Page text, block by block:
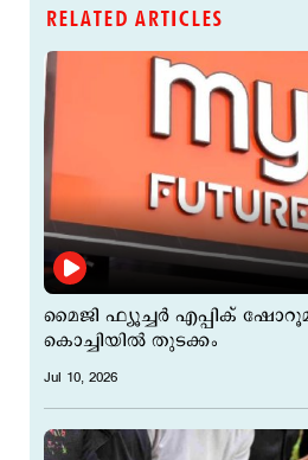
RELATED ARTICLES
മൈജി ഫ്യൂച്ചര്‍ എപ്പിക്
കൊച്ചിയിൽ തുടക്കം
Jul 10, 2026